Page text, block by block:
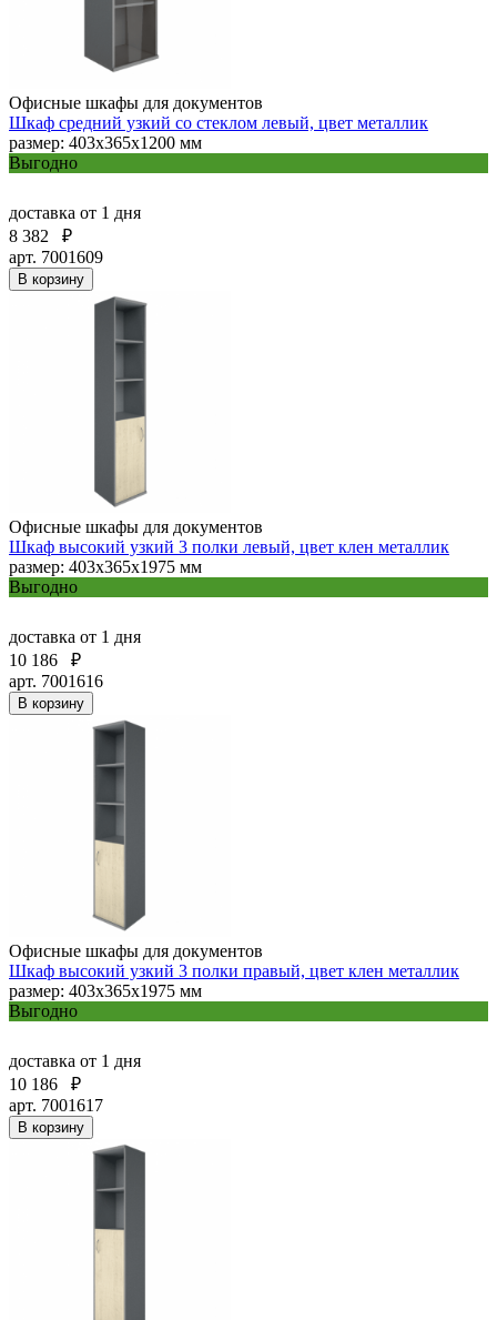
Офисные шкафы для документов
Шкаф средний узкий со стеклом левый, цвет металлик
размер: 403х365х1200 мм
Выгодно
доставка от 1 дня
8 382
₽
арт. 7001609
В корзину
Офисные шкафы для документов
Шкаф высокий узкий 3 полки левый, цвет клен металлик
размер: 403х365х1975 мм
Выгодно
доставка от 1 дня
10 186
₽
арт. 7001616
В корзину
Офисные шкафы для документов
Шкаф высокий узкий 3 полки правый, цвет клен металлик
размер: 403х365х1975 мм
Выгодно
доставка от 1 дня
10 186
₽
арт. 7001617
В корзину